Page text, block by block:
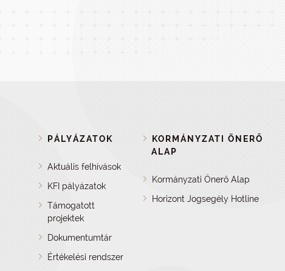
PÁLYÁZATOK
Aktuális felhívások
KFI pályázatok
Támogatott
projektek
Dokumentumtár
Értékelési rendszer
KORMÁNYZATI ÖNERŐ
ALAP
Kormányzati Önerő Alap
Horizont Jogsegély Hotline